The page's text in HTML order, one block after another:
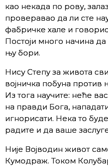
као некада по рову,
проверавао да ли сте
фабричке хале и
Постоји много начина
њу бори.
Нису Степу за живота
војничка побуна
Из тога научите: неће
на правди Бога,
игнорисати. Нека то
радите и да ваше
Није Војводин живот
Кумодраж. Током